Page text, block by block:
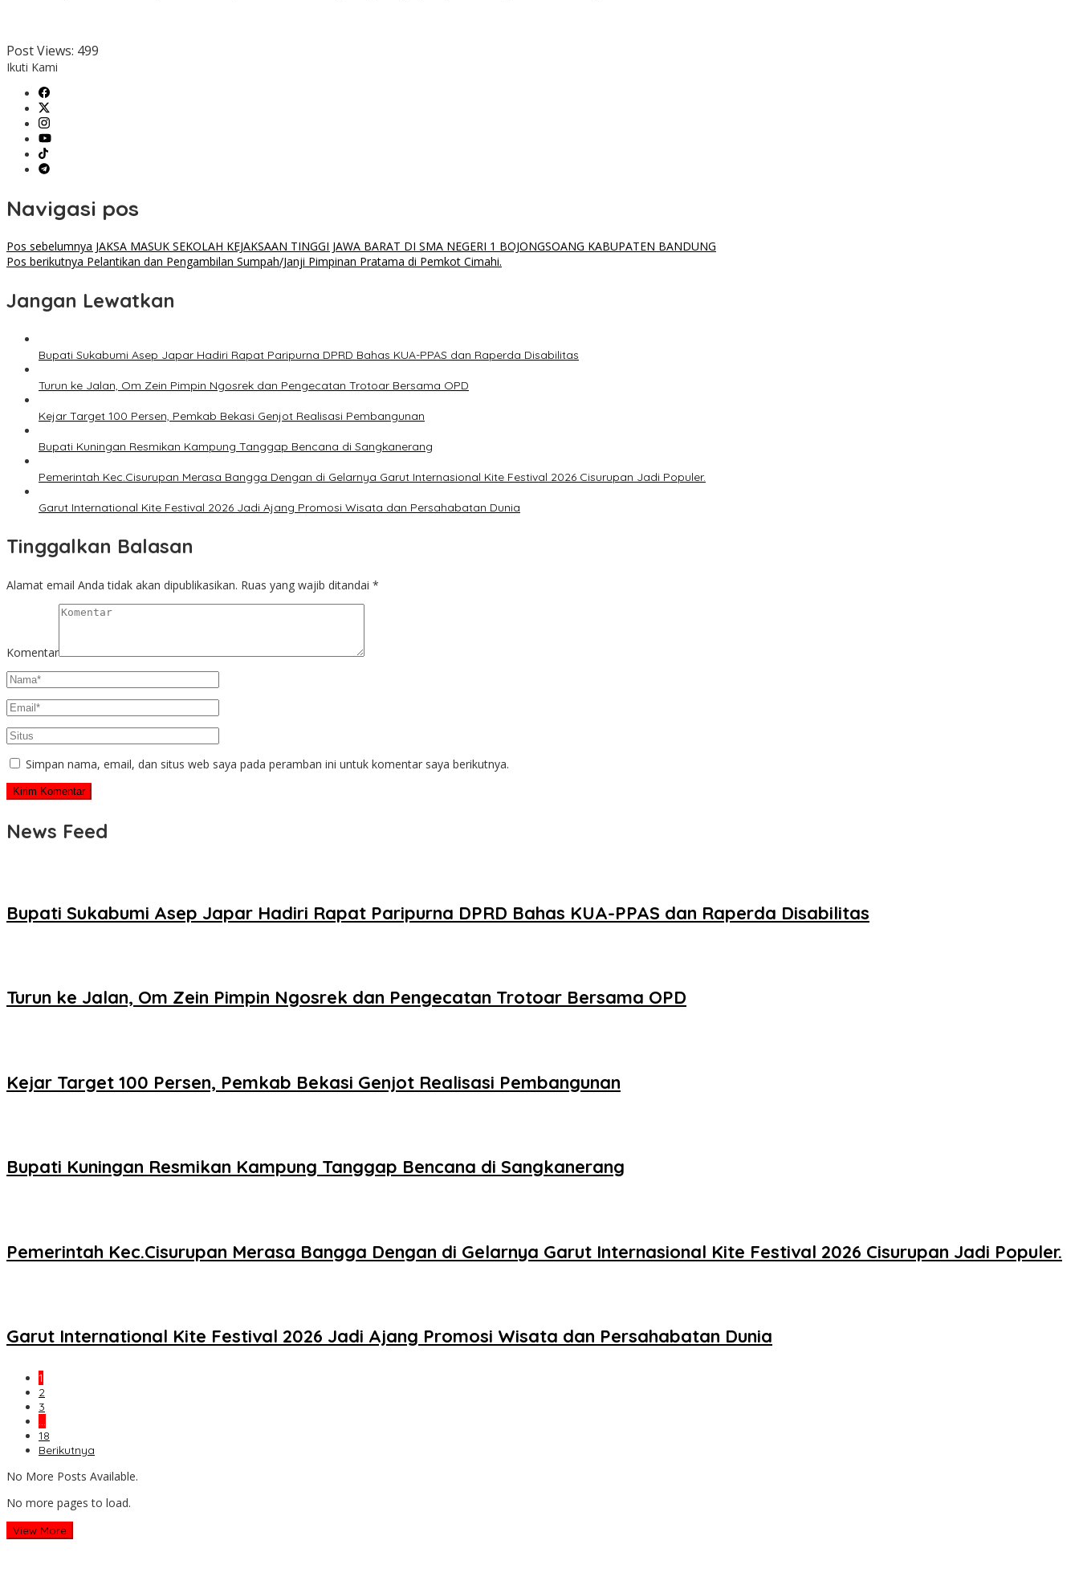
Post Views: 499
Ikuti Kami
Navigasi pos
Pos sebelumnya JAKSA MASUK SEKOLAH KEJAKSAAN TINGGI JAWA BARAT DI SMA NEGERI 1 BOJONGSOANG KABUPATEN BANDUNG
Pos berikutnya Pelantikan dan Pengambilan Sumpah/Janji Pimpinan Pratama di Pemkot Cimahi.
Jangan Lewatkan
Bupati Sukabumi Asep Japar Hadiri Rapat Paripurna DPRD Bahas KUA-PPAS dan Raperda Disabilitas
Turun ke Jalan, Om Zein Pimpin Ngosrek dan Pengecatan Trotoar Bersama OPD
Kejar Target 100 Persen, Pemkab Bekasi Genjot Realisasi Pembangunan
Bupati Kuningan Resmikan Kampung Tanggap Bencana di Sangkanerang
Pemerintah Kec.Cisurupan Merasa Bangga Dengan di Gelarnya Garut Internasional Kite Festival 2026 Cisurupan Jadi Populer.
Garut International Kite Festival 2026 Jadi Ajang Promosi Wisata dan Persahabatan Dunia
Tinggalkan Balasan
Alamat email Anda tidak akan dipublikasikan. Ruas yang wajib ditandai *
Komentar
Simpan nama, email, dan situs web saya pada peramban ini untuk komentar saya berikutnya.
News Feed
Bupati Sukabumi Asep Japar Hadiri Rapat Paripurna DPRD Bahas KUA-PPAS dan Raperda Disabilitas
Turun ke Jalan, Om Zein Pimpin Ngosrek dan Pengecatan Trotoar Bersama OPD
Kejar Target 100 Persen, Pemkab Bekasi Genjot Realisasi Pembangunan
Bupati Kuningan Resmikan Kampung Tanggap Bencana di Sangkanerang
Pemerintah Kec.Cisurupan Merasa Bangga Dengan di Gelarnya Garut Internasional Kite Festival 2026 Cisurupan Jadi Populer.
Garut International Kite Festival 2026 Jadi Ajang Promosi Wisata dan Persahabatan Dunia
1
2
3
…
18
Berikutnya
No More Posts Available.
No more pages to load.
View More